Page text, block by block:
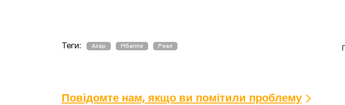
Теги: Азар Мбаппе Реал
Повідомте нам, якщо ви помітили проблему